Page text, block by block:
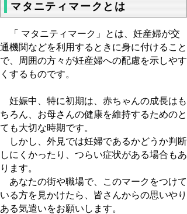
マタニティマークとは
「 マタニティマーク」とは、妊産婦が交
通機関などを利用するときに身に付けること
で、周囲の方々が妊産婦への配慮を示しやす
くするものです。
妊娠中、特に初期は、赤ちゃんの成長はも
ちろん、お母さんの健康を維持するためのと
ても大切な時期です。
しかし、外見では妊婦であるかどうか判断
しにくかったり、つらい症状がある場合もあ
ります。
あなたの街や職場で、このマークをつけて
いる方を見かけたら、皆さんからの思いやり
ある気遣いをお願いします。